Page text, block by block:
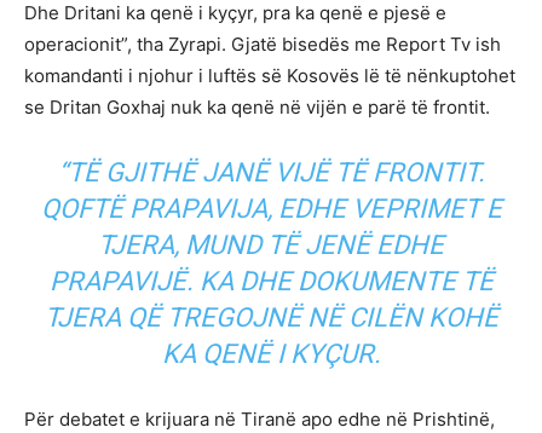
Dhe Dritani ka qenë i kyçyr, pra ka qenë e pjesë e
operacionit”, tha Zyrapi. Gjatë bisedës me Report Tv ish
komandanti i njohur i luftës së Kosovës lë të nënkuptohet
se Dritan Goxhaj nuk ka qenë në vijën e parë të frontit.
“TË GJITHË JANË VIJË TË FRONTIT.
QOFTË PRAPAVIJA, EDHE VEPRIMET E
TJERA, MUND TË JENË EDHE
PRAPAVIJË. KA DHE DOKUMENTE TË
TJERA QË TREGOJNË NË CILËN KOHË
KA QENË I KYÇUR.
Për debatet e krijuara në Tiranë apo edhe në Prishtinë,